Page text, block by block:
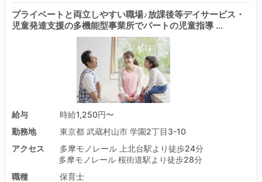
プライベートと両立しやすい職場♪放課後等デイサービス・
児童発達支援の多機能型事業所でパートの児童指導 ...
給与
時給1,250円〜
勤務地
東京都 武蔵村山市 学園2丁目3-10
アクセス
多摩モノレール 上北台駅より徒歩24分
多摩モノレール 桜街道駅より徒歩28分
職種
保育士